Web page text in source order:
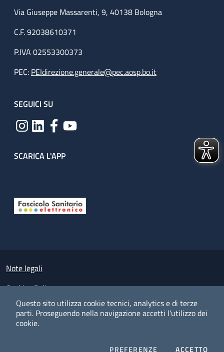
Questo sito utilizza cookie tecnici, analytics e di terze
parti. Proseguendo nella navigazione accetti l'utilizzo dei
cookie.
PREFERENZE COOKIESACCETTOI
Via Giuseppe Massarenti, 9, 40138 Bologna
C.F. 92038610371
P.IVA 02553300373
PEC: PEIdirezione.generale@pec.aosp.bo.it
SEGUICI SU
SCARICA L'APP
Small prints
Note legali
Cookies Policy
Policy privacy e protezione del dato personale
Albo pretorio on-line